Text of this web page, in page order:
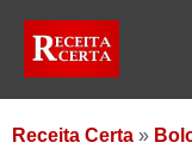
Receita Certa »